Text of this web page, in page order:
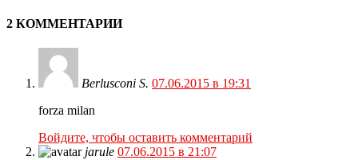
2 КОММЕНТАРИИ
Berlusconi S. 07.06.2015 в 19:31
forza milan
Войдите, чтобы оставить комментарий
jarule 07.06.2015 в 21:07